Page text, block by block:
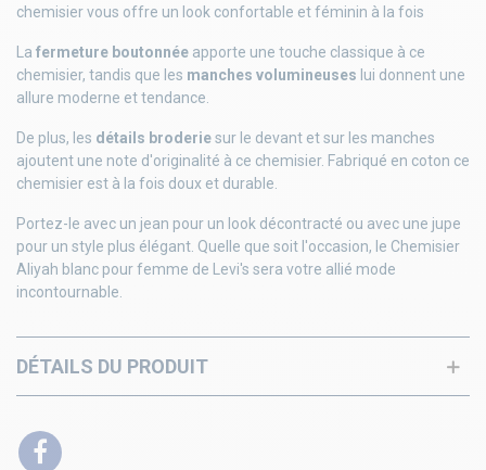
chemisier vous offre un look confortable et féminin à la fois
La fermeture boutonnée apporte une touche classique à ce
chemisier, tandis que les manches volumineuses lui donnent une
allure moderne et tendance.
De plus, les détails broderiesur le devant et sur les manches
ajoutent une note d'originalité à ce chemisier. Fabriqué en coton ce
chemisier est à la fois doux et durable.
Portez-le avec un jean pour un look décontracté ou avec une jupe
pour un style plus élégant. Quelle que soit l'occasion, le Chemisier
Aliyah blanc pour femme de Levi's sera votre allié mode
incontournable.
DÉTAILS DU PRODUIT